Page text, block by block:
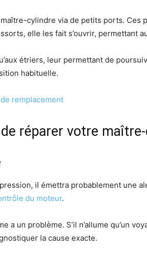
cylindre via de petits ports. Ces
elle les fait s’ouvrir, permettant
étriers, leur permettant de
habituelle.
remplacement
réparer votre
il émettra probablement une
du moteur.
a un problème. S’il n’allume qu’un
la cause exacte.